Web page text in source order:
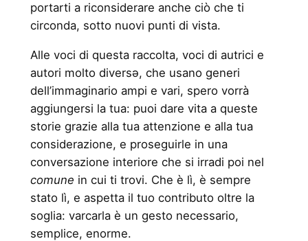
portarti a riconsiderare anche ciò che ti
circonda, sotto nuovi punti di vista.
Alle voci di questa raccolta, voci di autrici e
autori molto diversə, che usano generi
dell’immaginario ampi e vari, spero vorrà
aggiungersi la tua: puoi dare vita a queste
storie grazie alla tua attenzione e alla tua
considerazione, e proseguirle in una
conversazione interiore che si irradi poi nel
comune in cui ti trovi. Che è lì, è sempre
stato lì, e aspetta il tuo contributo oltre la
soglia: varcarla è un gesto necessario,
semplice, enorme.